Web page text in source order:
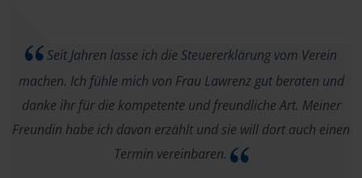
Seit Jahren lasse ich die Steuererklärung vom Verein
machen. Ich fühle mich von Frau Lawrenz gut beraten und
danke ihr für die kompetente und freundliche Art. Meiner
Freundin habe ich davon erzählt und sie will dort auch einen
Termin vereinbaren.